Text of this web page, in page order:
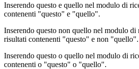
Inserendo questo e quello nel modulo di
contenenti "questo" e "quello".
Inserendo questo non quello nel modulo di
risultati contenenti "questo" e non "quello".
Inserendo questo o quello nel modulo di
contenenti o "questo" o "quello".